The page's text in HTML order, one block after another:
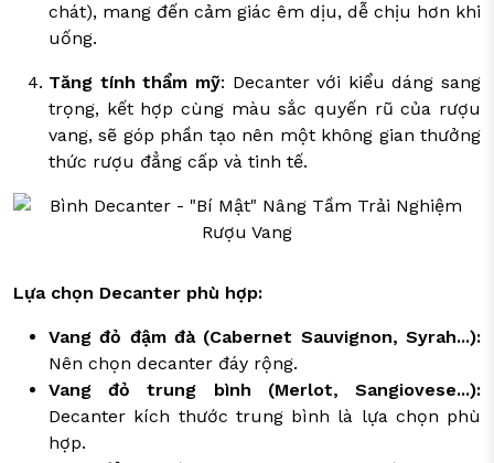
chát), mang đến cảm giác êm dịu, dễ chịu hơn khi
uống.
Tăng tính thẩm mỹ: Decanter với kiểu dáng sang
trọng, kết hợp cùng màu sắc quyến rũ của rượu
vang, sẽ góp phần tạo nên một không gian thưởng
thức rượu đẳng cấp và tinh tế.
Lựa chọn Decanter phù hợp:
Vang đỏ đậm đà (Cabernet Sauvignon, Syrah...):
Nên chọn decanter đáy rộng.
Vang đỏ trung bình (Merlot, Sangiovese...):
Decanter kích thước trung bình là lựa chọn phù
hợp.